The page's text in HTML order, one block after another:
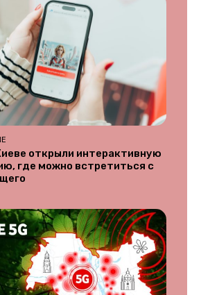
открыли интерактивную
где можно встретиться с